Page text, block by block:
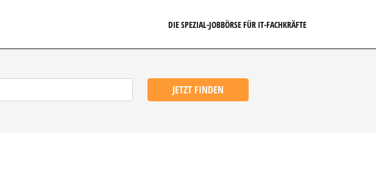
DIE SPEZIAL-JOBBÖRSE FÜR IT-FACHKRÄFTE
JETZT FINDEN